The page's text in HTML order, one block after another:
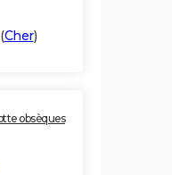
(Cher)
obsèques